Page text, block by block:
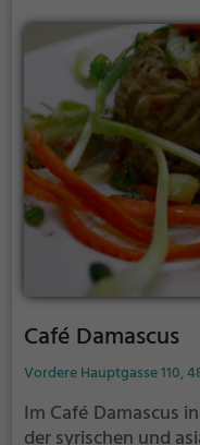
Café Damascus
Vordere Hauptgasse 110,
Im Café Damascus
der syrischen und